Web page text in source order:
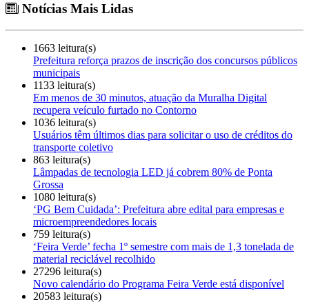
Notícias Mais Lidas
1663 leitura(s)
Prefeitura reforça prazos de inscrição dos concursos públicos
municipais
1133 leitura(s)
Em menos de 30 minutos, atuação da Muralha Digital
recupera veículo furtado no Contorno
1036 leitura(s)
Usuários têm últimos dias para solicitar o uso de créditos do
transporte coletivo
863 leitura(s)
Lâmpadas de tecnologia LED já cobrem 80% de Ponta
Grossa
1080 leitura(s)
‘PG Bem Cuidada’: Prefeitura abre edital para empresas e
microempreendedores locais
759 leitura(s)
‘Feira Verde’ fecha 1º semestre com mais de 1,3 tonelada de
material reciclável recolhido
27296 leitura(s)
Novo calendário do Programa Feira Verde está disponível
20583 leitura(s)